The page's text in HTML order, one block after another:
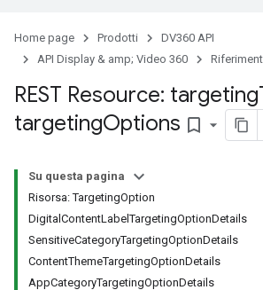
Home page Prodotti
DV360 API
API Display & amp; Video 360
REST Resource: targeting
targetingOptions bookmark_border
Su questa pagina
Risorsa: TargetingOption
DigitalContentLabelTargetingOptionDetails
SensitiveCategoryTargetingOptionDetails
ContentThemeTargetingOptionDetails
AppCategoryTargetingOptionDetails